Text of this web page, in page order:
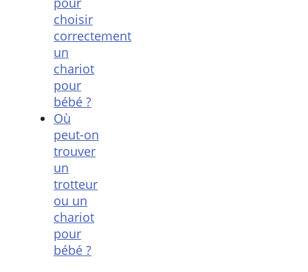
choisir
correctement
un
chariot
pour
bébé ?
Où
peut-on
trouver
un
trotteur
ou un
chariot
pour
bébé ?